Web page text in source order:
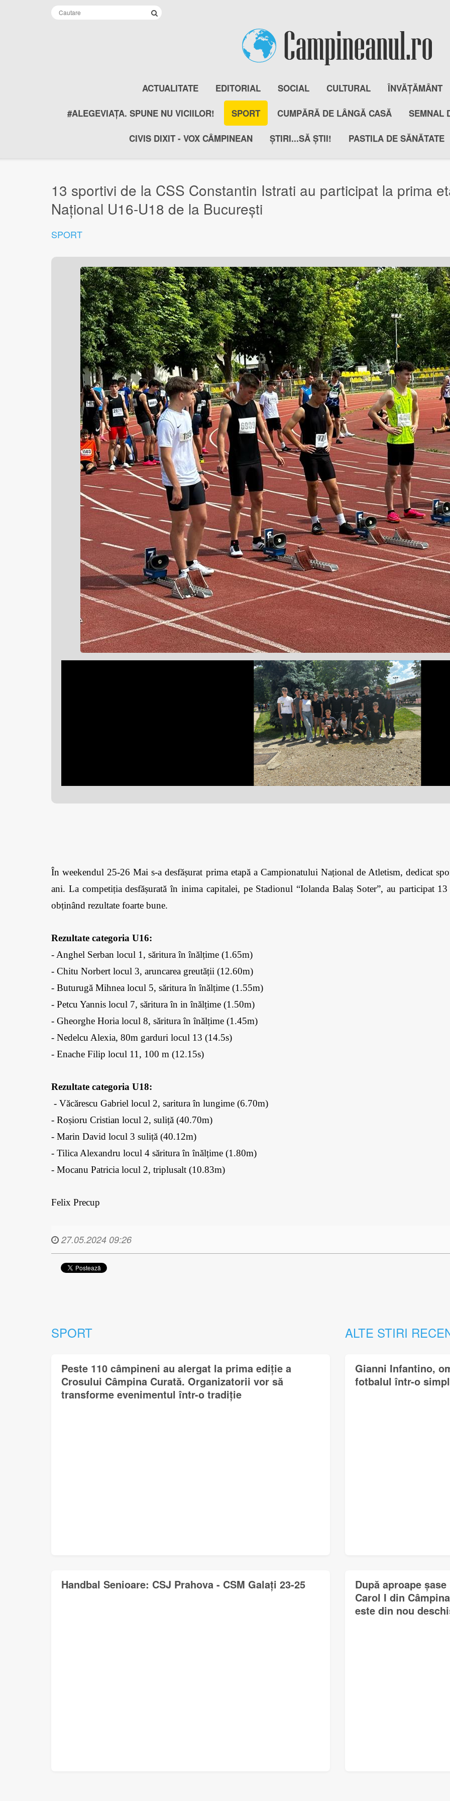
ACTUALITATE EDITORIAL SOCIAL CULTURAL ÎNVĂȚĂMÂNT
#ALEGEVIAȚA. SPUNE NU VICIILOR! SPORT CUMPĂRĂ DE LÂNGĂ CASĂ SEMNAL
CIVIS DIXIT - VOX CÂMPINEAN ȘTIRI...SĂ ȘTII! PASTILA DE SĂNĂTATE
13 sportivi de la CSS Constantin Istrati au participat la prima
Național U16-U18 de la București
SPORT
În weekendul 25-26 Mai s-a desfășurat prima etapă a Campionatului Național de Atletism, dedicat
ani. La competiția desfășurată în inima capitalei, pe Stadionul “Iolanda Balaș Soter”, au participat
obținând rezultate foarte bune.
Rezultate categoria U16:
- Anghel Serban locul 1, săritura în înălțime (1.65m)
- ⁠Chitu Norbert locul 3, aruncarea greutății (12.60m)
- ⁠Buturugă Mihnea locul 5, săritura în înălțime (1.55m)
- ⁠Petcu Yannis locul 7, săritura în in înălțime (1.50m)
- ⁠Gheorghe Horia locul 8, săritura în înălțime (1.45m)
- ⁠Nedelcu Alexia, 80m garduri locul 13 (14.5s)
- Enache Filip locul 11, 100 m (12.15s)
Rezultate categoria U18:
- Văcărescu Gabriel locul 2, saritura în lungime (6.70m)
- Roșioru Cristian locul 2, suliță (40.70m)
- ⁠Marin David locul 3 suliță (40.12m)
- ⁠Tilica Alexandru locul 4 săritura în înălțime (1.80m)
- Mocanu Patricia locul 2, triplusalt (10.83m)
Felix Precup
27.05.2024 09:26
SPORT
Peste 110 câmpineni au alergat la prima ediție a
Crosului Câmpina Curată. Organizatorii vor să
transforme evenimentul într-o tradiție
Handbal Senioare: CSJ Prahova - CSM Galați 23-25
ALTE STIRI
Gianni Infantino,
fotbalul într-o
După aproape
Carol I din
este din nou